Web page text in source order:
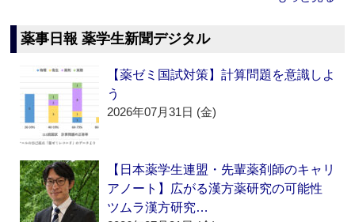
薬事日報 薬学生新聞デジタル
【薬ゼミ国試対策】計算問題を意識しよ
う
2026年07月31日 (金)
【日本薬学生連盟・先輩薬剤師のキャリ
アノート】広がる漢方薬研究の可能性
ツムラ漢方研究…